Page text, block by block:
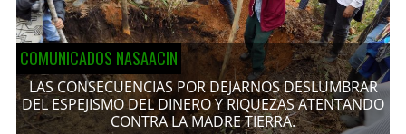
COMUNICADOS NASAACIN
LAS CONSECUENCIAS POR DEJARNOS DESLUMBRAR
DEL ESPEJISMO DEL DINERO Y RIQUEZAS ATENTANDO
CONTRA LA MADRE TIERRA.